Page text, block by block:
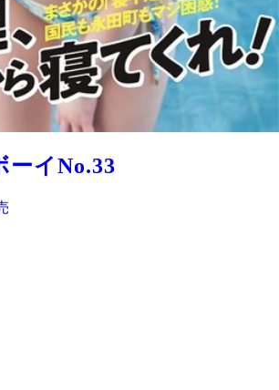
ーイNo.33